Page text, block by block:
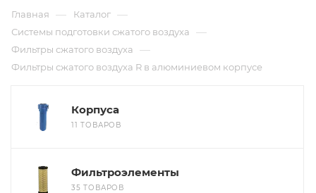
Главная — Каталог —
Системы подготовки сжатого воздуха —
Фильтры сжатого воздуха —
Фильтры сжатого воздуха R в алюминиевом корпусе
Корпуса
11 ТОВАРОВ
Фильтроэлементы
35 ТОВАРОВ